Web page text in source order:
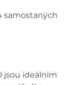
orientační.
na e-
samostaných
jsou ideálním